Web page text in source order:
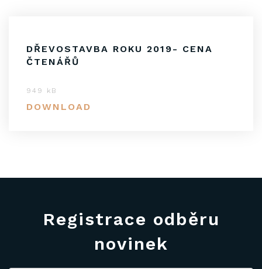
DŘEVOSTAVBA ROKU 2019- CENA
ČTENÁŘŮ
949 kB
DOWNLOAD
Registrace odběru
novinek